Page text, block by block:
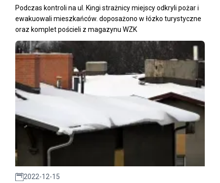
Podczas kontroli na ul. Kingi strażnicy miejscy odkryli pożar i
ewakuowali mieszkańców. doposażono w łózko turystyczne
oraz komplet pościeli z magazynu WZK
2022-12-15